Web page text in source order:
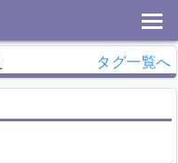
タグ一覧へ